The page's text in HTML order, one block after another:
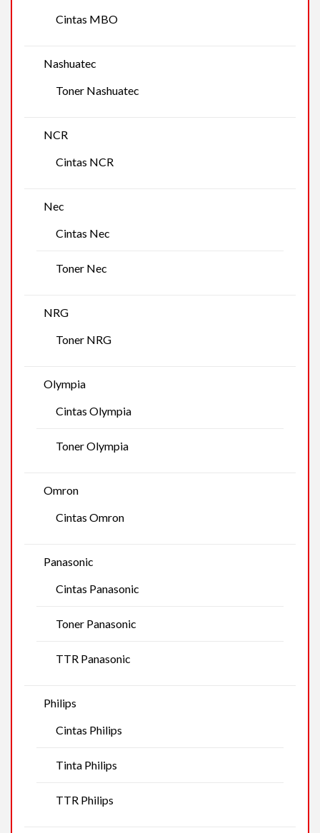
Cintas MBO
Nashuatec
Toner Nashuatec
NCR
Cintas NCR
Nec
Cintas Nec
Toner Nec
NRG
Toner NRG
Olympia
Cintas Olympia
Toner Olympia
Omron
Cintas Omron
Panasonic
Cintas Panasonic
Toner Panasonic
TTR Panasonic
Philips
Cintas Philips
Tinta Philips
TTR Philips